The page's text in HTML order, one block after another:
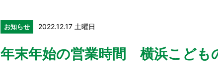
お知らせ 2022.12.17 土曜日
年末年始の営業時間 横浜こども